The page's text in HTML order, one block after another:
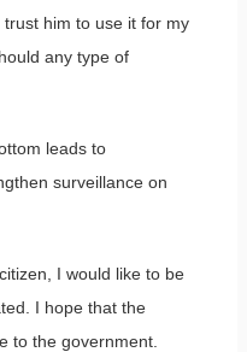
him to use it for my
any type of
leads to
surveillance on
I would like to be
I hope that the
to the government.